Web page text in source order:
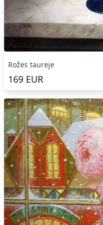
Rožės taurėje
169 EUR